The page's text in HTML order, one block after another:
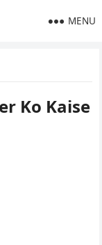
MENU
Ko Kaise